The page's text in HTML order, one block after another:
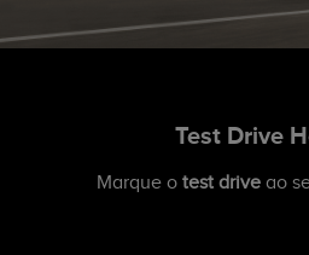
Test Drive
Marque o test drive ao